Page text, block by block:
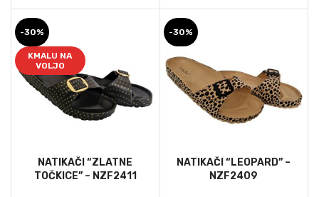
-30%
KMALU NA
VOLJO
NATIKAČI “ZLATNE
TOČKICE” – NZF2411
-30%
NATIKAČI “LEOPARD” –
NZF2409